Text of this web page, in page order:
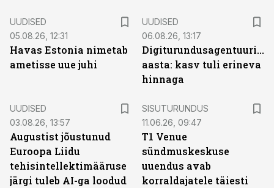
UUDISED
05.08.26, 12:31
Havas Estonia nimetab
ametisse uue juhi
UUDISED
06.08.26, 13:17
Digiturundusagentuuride
aasta: kasv tuli erineva
hinnaga
UUDISED
03.08.26, 13:57
Augustist jõustunud
Euroopa Liidu
tehisintellektimääruse
järgi tuleb AI-ga loodud
SISUTURUNDUS
11.06.26, 09:47
T1 Venue
sündmuskeskuse
uuendus avab
korraldajatele täiesti